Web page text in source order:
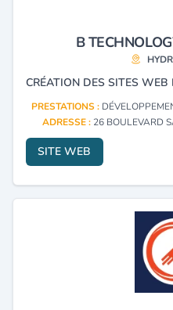
B
PRESTATIONS :
ADRESSE : 26 BOULEVARD
SITE WEB